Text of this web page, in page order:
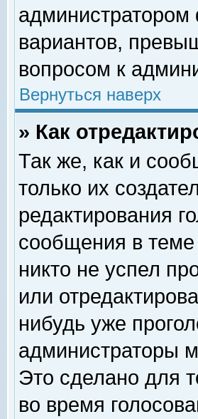
вариантов,
вопросом к
Вернуться наверх
» Как
Так же, как и
только их
редактирования
сообщения в теме
никто не успел
или
нибудь уже
администраторы
Это сделано для
во время